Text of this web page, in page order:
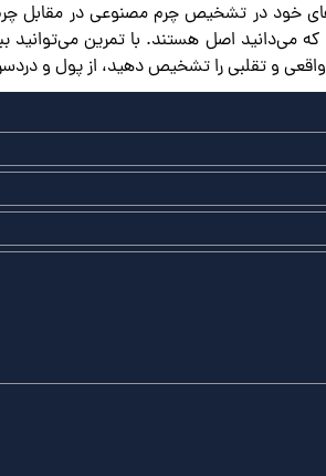
خود در تشخیص چرم مصنوعی در مقابل
می‌دانید اصل هستند. با تمرین می‌توانید
و تقلبی را تشخیص دهید، از پول و